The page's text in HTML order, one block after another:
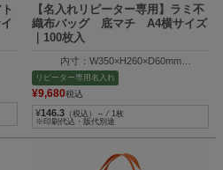
【名入れリピーター専用】ラミ不
織布バッグ 底マチ A4横サイズ
｜100枚入
内寸：W350×H260×D60mm
外寸：W410×H260×D60mm
リピーター専用名入れ
¥9,680税込
¥146.3 （税込）～ ⁄ 1枚
※印刷代込・版代別途